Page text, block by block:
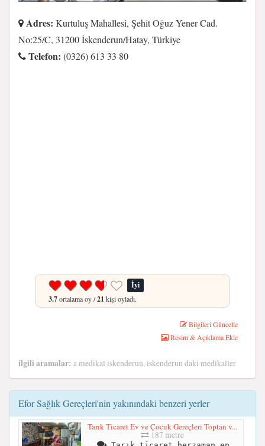
Adres: Kurtuluş Mahallesi, Şehit Oğuz Yener Cad.
No:25/C, 31200 İskenderun/Hatay, Türkiye
Telefon: (0326) 613 33 80
İyi
3.7ortalama oy /21 kişi oyladı.
Bilgileri Güncelle
Resim & Açıklama Ekle
ilgili aramalar: a medikal iskenderun, iskenderun daki medikaller
Efor Sağlık Gereçleri'nin yakınındaki benzeri yerler
Tarık Ticaret Ev ve Çocuk Gereçleri Toptan v...
187 metre